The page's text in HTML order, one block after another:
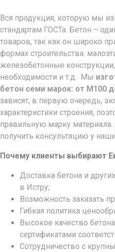
Вся продукция, которую мы
стандартам ГОСТа. Бетон –
товаров, так как он широко
формах строительства:
железобетонные
необходимости и т.д. Мы
бетон семи марок: от М100
зависят, в первую очередь,
характеристики строения,
правильную марку
получить консультацию у
Почему клиенты выбирают
Доставка бетона и
в Истру;
Возможность заказать
Гибкая политика
Высокое качество
сертификатами
Сотрудничество с